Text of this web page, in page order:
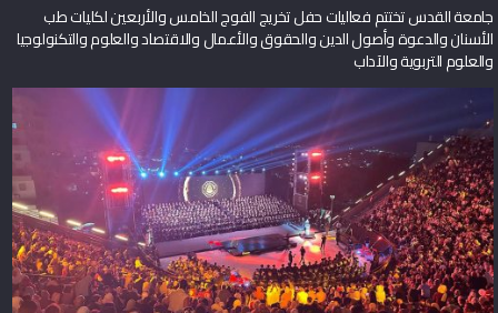
جامعة القدس تختتم فعاليات حفل تخريج الفوج الخامس والأربعين لكليات طب
الأسنان والدعوة وأصول الدين والحقوق والأعمال والاقتصاد والعلوم والتكنولوجيا
والعلوم التربوية والآداب